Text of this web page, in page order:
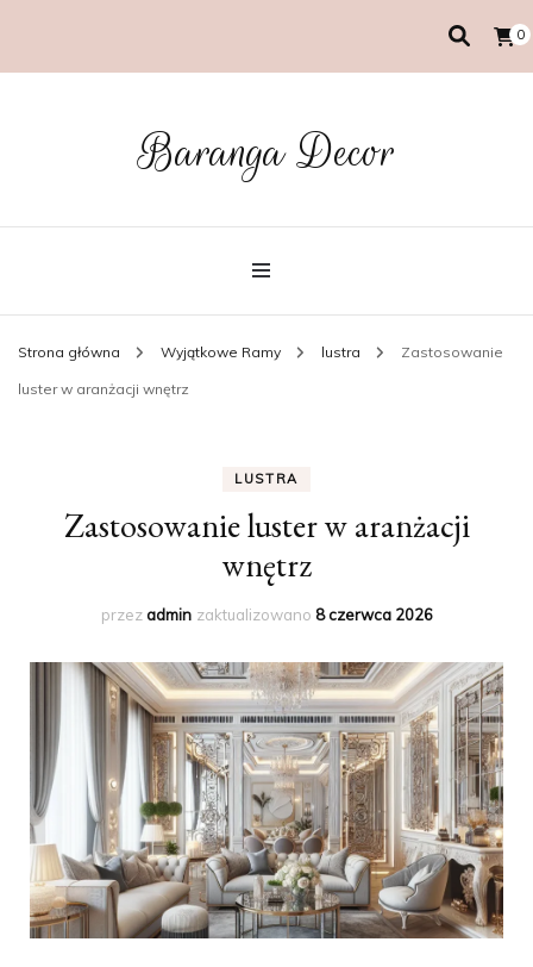
0
Baranga Decor
Strona główna Wyjątkowe Ramy lustra Zastosowanie
luster w aranżacji wnętrz
LUSTRA
Zastosowanie luster w aranżacji
wnętrz
przezadmin zaktualizowano 8 czerwca 2026